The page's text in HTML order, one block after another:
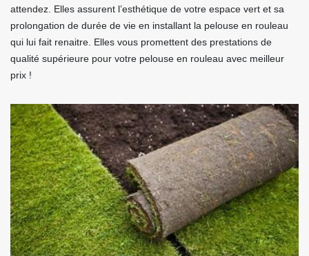
attendez. Elles assurent l’esthétique de votre espace vert et sa
prolongation de durée de vie en installant la pelouse en rouleau
qui lui fait renaitre. Elles vous promettent des prestations de
qualité supérieure pour votre pelouse en rouleau avec meilleur
prix !